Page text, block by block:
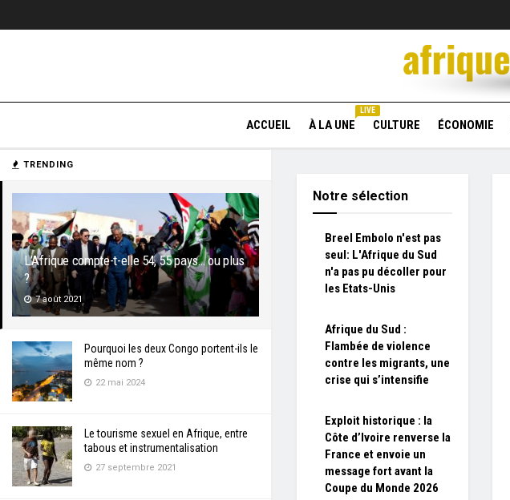
TRENDING
L’Afrique compte-t-elle 54, 55 pays… ou plus
?
7 août 2021
Pourquoi les deux Congo portent-ils le
même nom ?
22 mai 2024
Le tourisme sexuel en Afrique, entre
tabous et instrumentalisation
27 septembre 2021
ACCUEIL À LA UNE
LIVE
CULTURE ÉCONOMIE
Notre sélection
Breel Embolo n'est pas
seul: L'Afrique du Sud
n'a pas pu décoller pour
les Etats-Unis
Afrique du Sud :
Flambée de violence
contre les migrants, une
crise qui s’intensifie
Exploit historique : la
Côte d’Ivoire renverse la
France et envoie un
message fort avant la
Coupe du Monde 2026